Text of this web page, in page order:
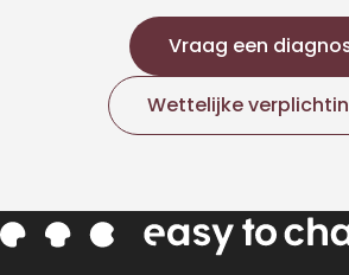
Vraag een
Wettelijke